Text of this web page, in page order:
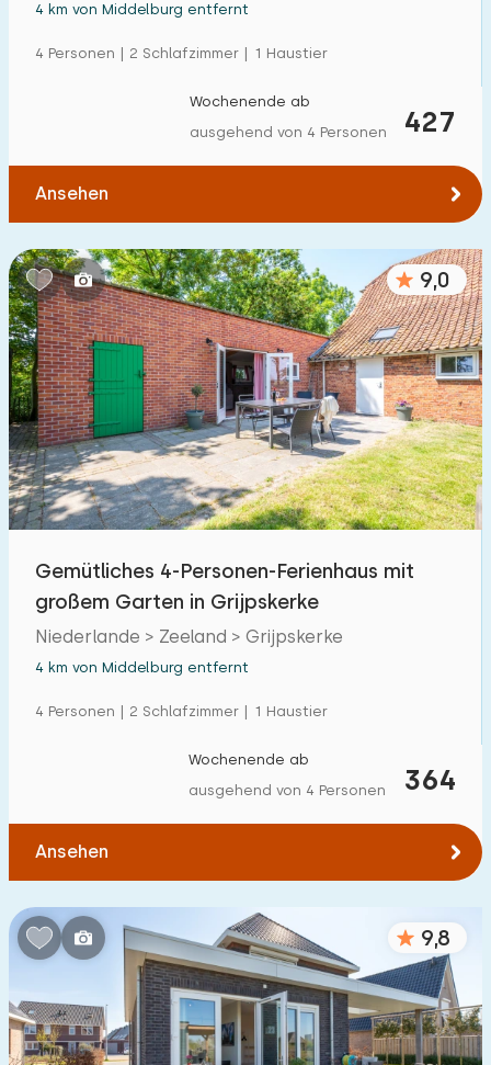
4 km von Middelburg entfernt
4 Personen | 2 Schlafzimmer | 1 Haustier
427
Wochenende ab
ausgehend von 4 Personen
Ansehen
9,0
Gemütliches 4-Personen-Ferienhaus mit
großem Garten in Grijpskerke
Niederlande > Zeeland > Grijpskerke
4 km von Middelburg entfernt
4 Personen | 2 Schlafzimmer | 1 Haustier
364
Wochenende ab
ausgehend von 4 Personen
Ansehen
9,8